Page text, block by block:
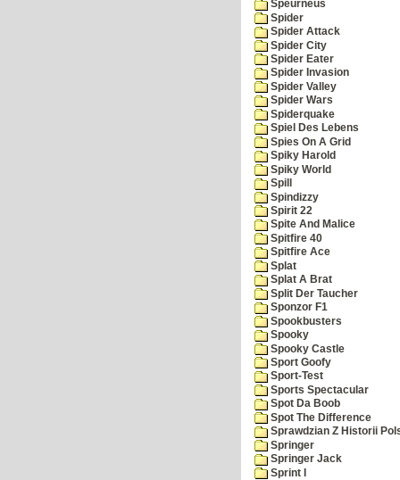
Speurneus
Spider
Spider Attack
Spider City
Spider Eater
Spider Invasion
Spider Valley
Spider Wars
Spiderquake
Spiel Des Lebens
Spies On A Grid
Spiky Harold
Spiky World
Spill
Spindizzy
Spirit 22
Spite And Malice
Spitfire 40
Spitfire Ace
Splat
Splat A Brat
Split Der Taucher
Sponzor F1
Spookbusters
Spooky
Spooky Castle
Sport Goofy
Sport-Test
Sports Spectacular
Spot Da Boob
Spot The Difference
Sprawdzian Z Historii
Springer
Springer Jack
Sprint I